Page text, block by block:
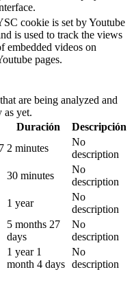
cookie is set by Youtube
is used to track the views
embedded videos on
pages.
are being analyzed and
as yet.
Duración
Descripción
2 minutes
No
description
30 minutes
No
description
1 year
No
description
5 months 27
days
No
description
1 year 1
month 4 days
No
description